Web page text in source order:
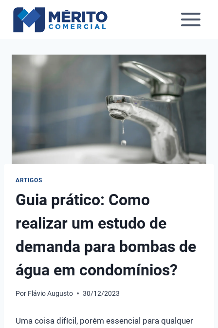
Pular
ARTIGOS
Guia prático: Como
realizar um estudo de
demanda para bombas de
água em condomínios?
Por Flávio Augusto 30/12/2023
Uma coisa difícil, porém essencial para qualquer